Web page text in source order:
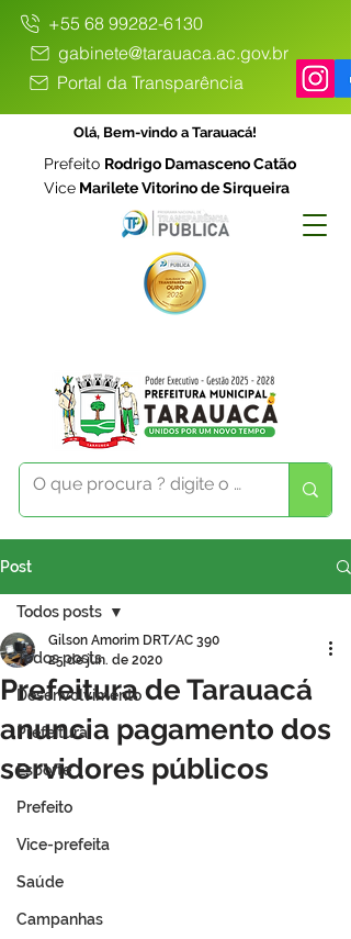
+55 68 99282-6130
gabinete@tarauaca.ac.gov.br
Portal da Transparência
Olá, Bem-vindo a Tarauacá!
Prefeito Rodrigo Damasceno Catão
Vice Marilete Vitorino de Sirqueira
Post
Todos posts
Desenvolvimento
Prefeitura
Esporte
Prefeito
Vice-prefeita
Saúde
Campanhas
Todos posts
Prefeitura de Tarauacá
anuncia pagamento dos
servidores públicos
Gilson Amorim DRT/AC 390
25 de jun. de 2020